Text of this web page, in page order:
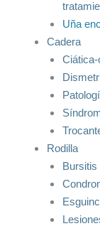
Uña
Cadera
Ciática-
Rodilla
Bursitis